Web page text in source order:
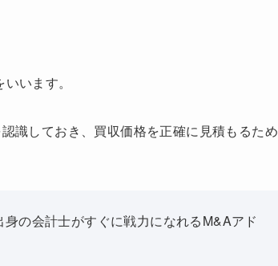
いいます。
識しておき、買収価格を正確に見積もるため
の会計士がすぐに戦力になれるM&Aアド